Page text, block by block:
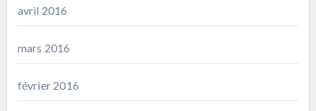
avril 2016
mars 2016
février 2016